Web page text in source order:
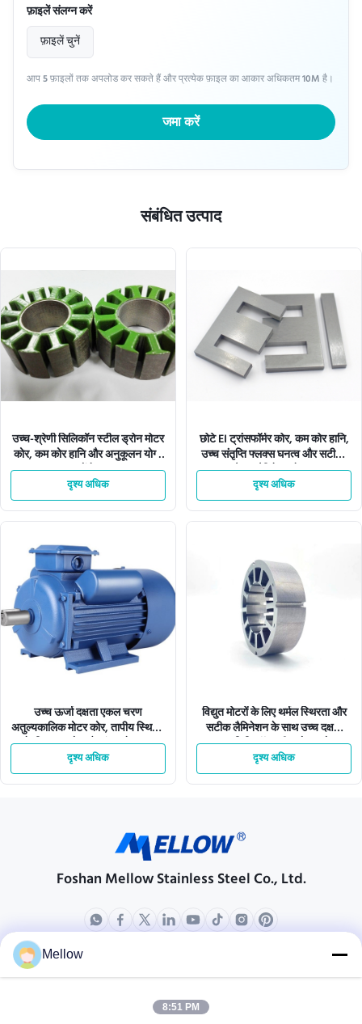
फ़ाइलें संलग्न करें
फ़ाइलें चुनें
आप 5 फ़ाइलों तक अपलोड कर सकते हैं और प्रत्येक फ़ाइल का आकार अधिकतम 10M है।
जमा करें
संबंधित उत्पाद
उच्च-श्रेणी सिलिकॉन स्टील ड्रोन मोटर
कोर, कम कोर हानि और अनुकूलन योग्य
आयामों के साथ
दृश्य अधिक
छोटे EI ट्रांसफॉर्मर कोर, कम कोर हानि,
उच्च संतृप्ति फ्लक्स घनत्व और सटीक-
स्टैम्प्ड लैमिनेशन के साथ
दृश्य अधिक
उच्च ऊर्जा दक्षता एकल चरण
अतुल्यकालिक मोटर कोर, तापीय स्थिरता
के लिए कम शोर और कंपन के साथ
दृश्य अधिक
विद्युत मोटरों के लिए थर्मल स्थिरता और
सटीक लैमिनेशन के साथ उच्च दक्षता
वाला सिलिकॉन स्टील मोटर कोर
दृश्य अधिक
Foshan Mellow Stainless Steel Co., Ltd.
उत्पादों
कंपनी प्रोफ़ाइल
Mellow
8:51 PM